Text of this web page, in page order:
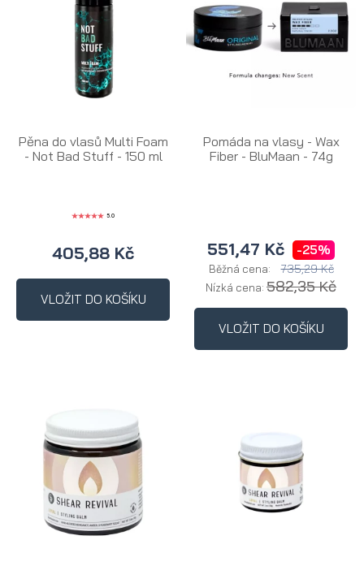
Pěna do vlasů Multi Foam
- Not Bad Stuff - 150 ml
5.0
405,88 Kč
VLOŽIT DO KOŠÍKU
Pomáda na vlasy - Wax
Fiber - BluMaan - 74g
551,47 Kč -25%
Běžná cena: 735,29 Kč
Nízká cena: 582,35 Kč
VLOŽIT DO KOŠÍKU